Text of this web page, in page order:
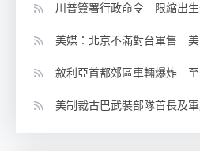
川普簽署行政命令 限縮出
美媒：北京不滿對台軍售 美
敘利亞首都郊區車輛爆炸
美制裁古巴武裝部隊首長及